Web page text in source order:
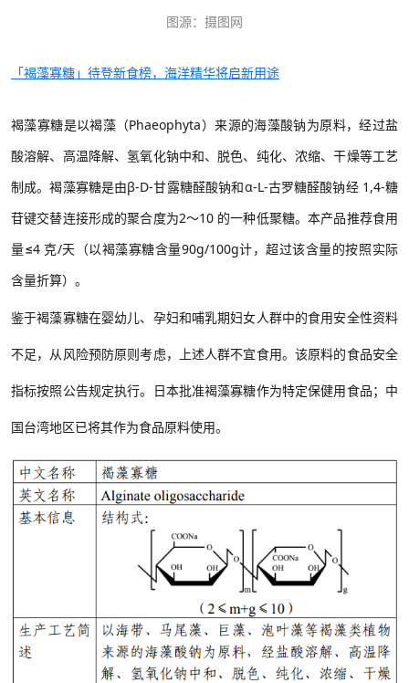
图源：摄图网
「褐藻寡糖」待登新食榜，海洋精华将启新用途
褐藻寡糖是以褐藻（Phaeophyta）来源的海藻酸钠为原料，经过盐
酸溶解、高温降解、氢氧化钠中和、脱色、纯化、浓缩、干燥等工艺
制成。褐藻寡糖是由β-D-甘露糖醛酸钠和α-L-古罗糖醛酸钠经 1,4-糖
苷键交替连接形成的聚合度为2～10 的一种低聚糖。本产品推荐食用
量≤4 克/天（以褐藻寡糖含量90g/100g计，超过该含量的按照实际
含量折算）。
鉴于褐藻寡糖在婴幼儿、孕妇和哺乳期妇女人群中的食用安全性资料
不足，从风险预防原则考虑，上述人群不宜食用。该原料的食品安全
指标按照公告规定执行。日本批准褐藻寡糖作为特定保健用食品；中
国台湾地区已将其作为食品原料使用。